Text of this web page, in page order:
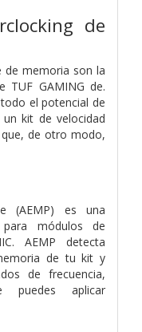
de
de memoria son la
TUF GAMING de.
el potencial de
kit de velocidad
de otro modo,
(AEMP) es una
módulos de
AEMP detecta
de tu kit y
de frecuencia,
puedes aplicar